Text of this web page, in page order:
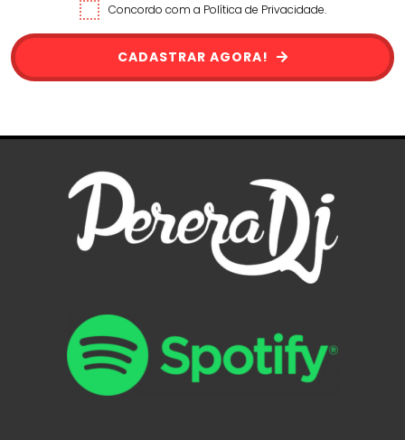
Concordo com a Política de Privacidade.
CADASTRAR AGORA!